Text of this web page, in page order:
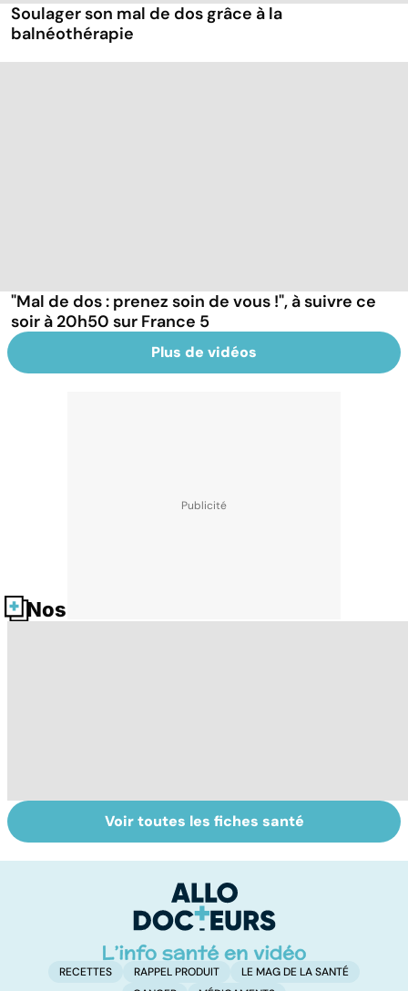
Soulager son mal de dos grâce à la
balnéothérapie
"Mal de dos : prenez soin de vous !", à suivre ce
soir à 20h50 sur France 5
Plus de vidéos
Nos fiches santé
Le choix du
cartable et des
Scoliose : quand
la colonne
Voir toutes les fiches santé
RECETTES RAPPEL PRODUIT
LE MAG DE LA SANTÉ